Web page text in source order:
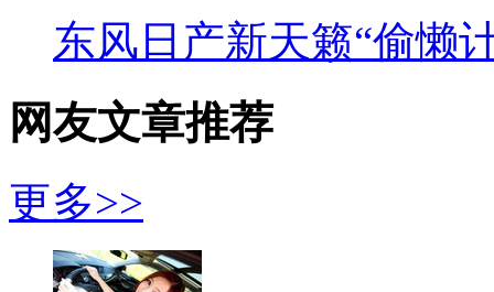
东风日产新天籁“偷懒
网友文章推荐
更多>>